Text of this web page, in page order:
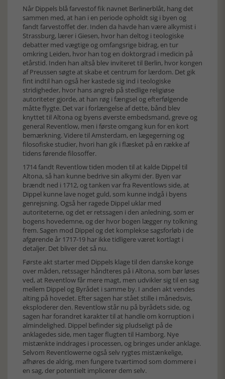
Når Dippels blå farvestof fik navnet Berlinerblåt, hang det
sammen med, at han i en periode opholdt sig i byen og
fandt farvestoffet der. Inden da havde han være alkymist i
Strassburg, lærer i Giesen, hvor han deltog i teologiske
debatter med vægtige og omfangsrige bidrag, en tur
omkring Leiden, hvor han tog en doktorgrad i medicin på
etårstid. Inden han altså blev inviteret til Berlin, hvor kongen
af Preussen søgte at skabe et centrum for lærdom. Det gik
fint indtil han også her kastede sig ind i teologiske
stridigheder, hvor hans angreb på stedlige religiøse
autoriteter gjorde, at han røg i fængsel og efterfølgende
måtte flygte. Det var i forlængelse af dette, bånd blev
knyttet til Altona og byens øverste embedsmand, greve og
general Reventlow, men i første omgang kun for en kort
bemærkning. Videre til Amsterdam, en lægegerning og
filosofiske studier, hvori han gik i flæsket på en række af
tidens førende filosoffer.
1714 fandt Reventlow tiden moden til at kalde Dippel til
Altona, så han kunne bedrive sin alkymi der. Byen var
brændt ned i 1712, og tanken var fra Reventlows side, at
Dippel kunne lave noget guld, som kunne indgå i byens
genrejsning. Også her ragede Dippel uklar med
autoriteterne, og det er retssagen i den anledning, som er
bogens hovedemne, og der hvor bogen lægger ny tolkning
frem. Sagen mod Dippel og det komplekse sagsforløb i de
afgørende år 1717-19 har ikke tidligere været kortlagt i
detaljer. Det bliver det så nu.
Første akt starter med Dippels klage til den danske konge
over måden, retssager håndteres på i Altona, som bør løses
ved, at Reventlow får mere magt, men udvikler sig til en sag
mellem Dippel og Byrådet i samme by. I anden akt vendes
alting på hovedet. Efter sagen har stået stille i månedsvis,
eksploderer den. Reventlow står nu på byrådets side, og
sagen har forandret karakter til at handle om korruption i
almindelighed. Dippel befinder sig pludseligt på de
anklagedes side, men tager flugten til Hamborg. Nye
mistænkte inddrages i processen, og bringes under anklage.
Selvom Reventlowerne også selv rygtes mistænkelige,
afhøres de aldrig, men fungere tværtimod som dommere i
en sag, der potentielt implicerer dem selv.